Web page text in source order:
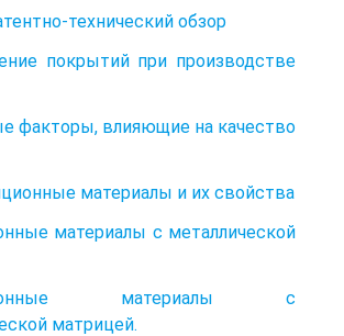
технический обзор
покрытий при производстве
факторы, влияющие на качество
материалы и их свойства
материалы с металлической
материалы с
матрицей.